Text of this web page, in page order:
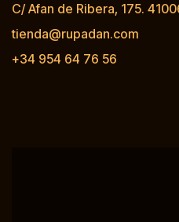
C/ Afan de Ribera, 175.
tienda@rupadan.com
+34 954 64 76 56